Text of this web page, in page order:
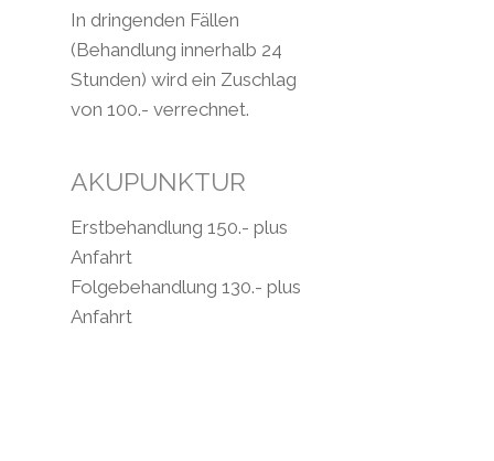
In dringenden Fällen
(Behandlung innerhalb 24
Stunden) wird ein Zuschlag
von 100.- verrechnet.
AKUPUNKTUR
Erstbehandlung 150.- plus
Anfahrt
Folgebehandlung 130.- plus
Anfahrt